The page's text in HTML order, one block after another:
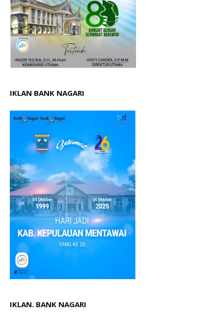
IKLAN BANK NAGARI
IKLAN. BANK NAGARI